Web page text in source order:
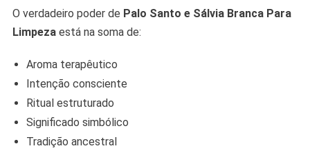
O verdadeiro poder de Palo Santo e Sálvia Branca Para
Limpezaestá na soma de:
Aroma terapêutico
Intenção consciente
Ritual estruturado
Significado simbólico
Tradição ancestral